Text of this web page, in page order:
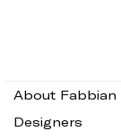
About Fabbian
Designers